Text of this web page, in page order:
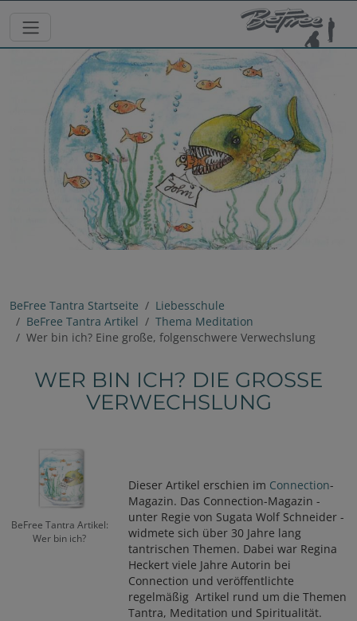
BeFree Tantra Startseite
Liebesschule
BeFree Tantra Artikel
Thema Meditation
Wer bin ich? Eine große, folgenschwere Verwechslung
WER BIN ICH? DIE GROSSE V
ERWECHSLUNG
BeFree Tantra Artikel:
Wer bin ich?
Dieser Artikel erschien im Connection-
Magazin. Das Connection-Magazin -
unter Regie von Sugata Wolf Schneider -
widmete sich über 30 Jahre lang
tantrischen Themen. Dabei war Regina
Heckert viele Jahre Autorin bei
Connection und veröffentlichte
regelmäßig Artikel rund um die Themen
Tantra, Meditation und Spiritualität.